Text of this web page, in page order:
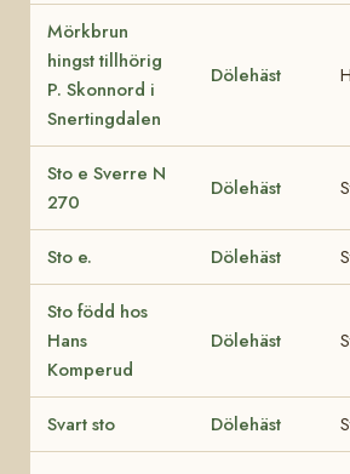
Mörkbrun
hingst tillhörig
P. Skonnord i
Snertingdalen
Dölehäst
Sto e Sverre N
270
Dölehäst
Sto e. Dölehäst
Sto född hos
Hans
Komperud
Dölehäst
Svart sto Dölehäst